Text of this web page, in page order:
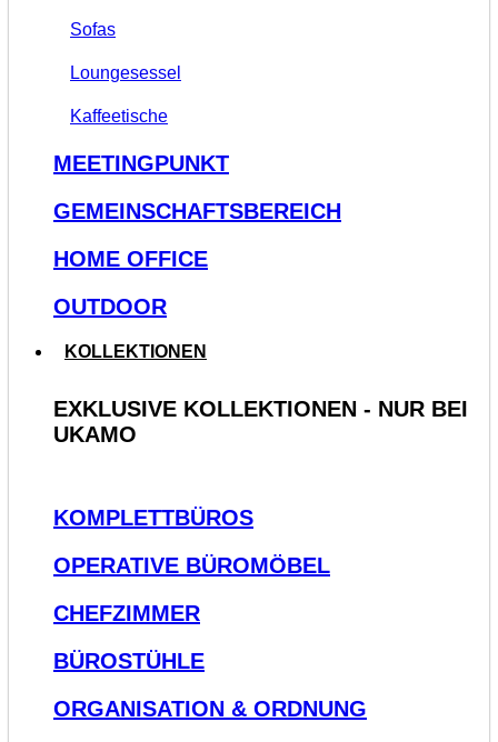
Sofas
Loungesessel
Kaffeetische
MEETINGPUNKT
GEMEINSCHAFTSBEREICH
HOME OFFICE
OUTDOOR
KOLLEKTIONEN
EXKLUSIVE KOLLEKTIONEN - NUR BEI
UKAMO
KOMPLETTBÜROS
OPERATIVE BÜROMÖBEL
CHEFZIMMER
BÜROSTÜHLE
ORGANISATION & ORDNUNG